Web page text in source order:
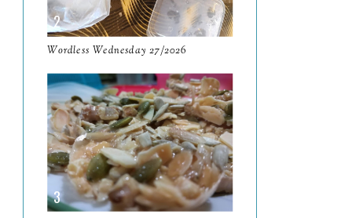
April9
March11
February8
January14
2024130
December19
November12
Wordless Wednesday 27/2026